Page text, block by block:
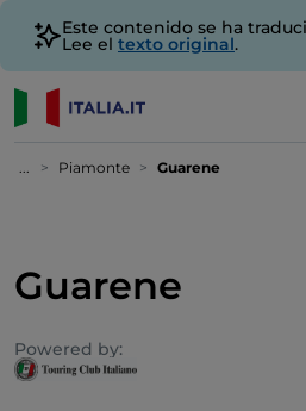
Este contenido se ha
Lee el texto original.
... Piamonte Guarene
Guarene
Powered by: